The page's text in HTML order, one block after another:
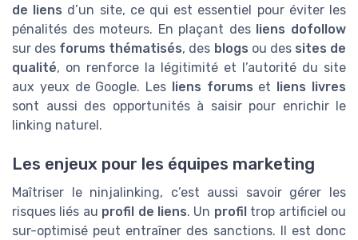
de liens d’un site, ce qui est essentiel pour éviter les
pénalités des moteurs. En plaçant des liens dofollow
sur des forums thématisés, des blogs ou des sites de
qualité, on renforce la légitimité et l’autorité du site
aux yeux de Google. Les
liens forums et
liens livres
sont aussi des opportunités à saisir pour enrichir le
linking naturel.
Les enjeux pour les équipes marketing
Maîtriser le ninjalinking, c’est aussi savoir gérer les
risques liés au profil de liens. Un profil trop artificiel ou
sur-optimisé peut entraîner des sanctions. Il est donc